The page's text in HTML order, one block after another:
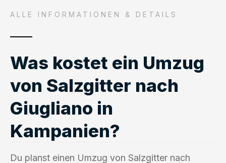
ALLE INFORMATIONEN & DETAILS
Was kostet ein Umzug
von Salzgitter nach
Giugliano in
Kampanien?
Du planst einen Umzug von Salzgitter nach